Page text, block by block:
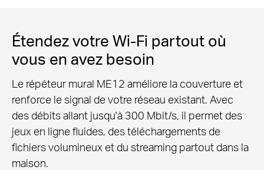
Étendez votre Wi-Fi partout où
vous en avez besoin
Le répéteur mural ME12 améliore la couverture et
renforce le signal de votre réseau existant. Avec
des débits allant jusqu'à 300 Mbit/s, il permet des
jeux en ligne fluides, des téléchargements de
fichiers volumineux et du streaming partout dans la
maison.